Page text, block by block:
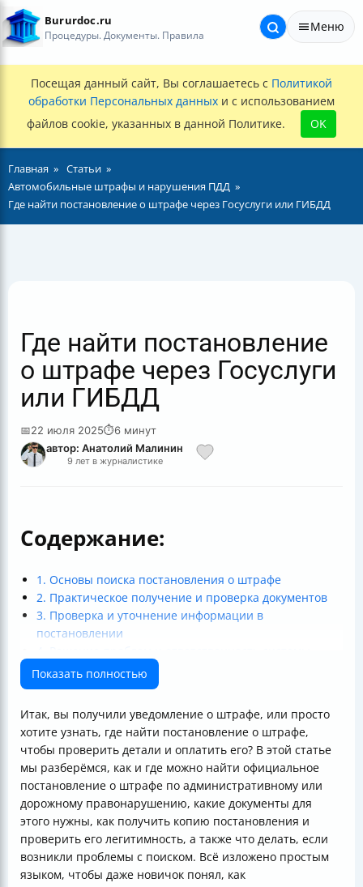
Bururdoc.ru
Процедуры. Документы. Правила
Меню
Посещая данный сайт, Вы соглашаетесь с Политикой
обработки Персональных данных и с использованием
файлов cookie, указанных в данной Политике.
OK
Главная
Статьи
Автомобильные штрафы и нарушения ПДД
Где найти постановление о штрафе через Госуслуги или ГИБДД
Где найти постановление
о штрафе через Госуслуги
или ГИБДД
📅22 июля 2025⏱6 минут
автор: Анатолий Малинин
9 лет в журналистике
Содержание:
1. Основы поиска постановления о штрафе
2. Практическое получение и проверка документов
3. Проверка и уточнение информации в
постановлении
5. Законодательная база и соблюдение процедуры
Итог
Показать полностью
Итак, вы получили уведомление о штрафе, или просто
хотите узнать, где найти постановление о штрафе,
чтобы проверить детали и оплатить его? В этой статье
мы разберёмся, как и где можно найти официальное
постановление о штрафе по административному или
дорожному правонарушению, какие документы для
этого нужны, как получить копию постановления и
проверить его легитимность, а также что делать, если
возникли проблемы с поиском. Всё изложено простым
языком, чтобы даже новичок понял, как